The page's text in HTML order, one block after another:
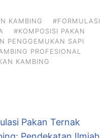
KAMBING
#FORMULASI
#KOMPOSISI PAKAN
PENGGEMUKAN SAPI
PROFESIONAL
KAMBING
Pakan Ternak